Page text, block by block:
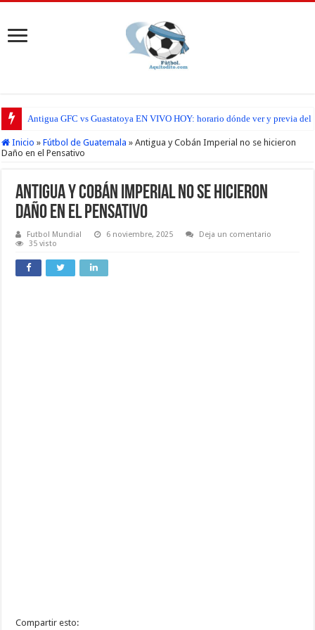
Antigua GFC vs Guastatoya EN VIVO HOY: horario dónde ver y previa
Inicio » Fútbol de Guatemala » Antigua y Cobán Imperial no se hicieron
Daño en el Pensativo
Antigua y Cobán Imperial no se hicieron
Daño en el Pensativo
Futbol Mundial 6 noviembre, 2025
Deja un comentario
35 visto
Compartir esto: